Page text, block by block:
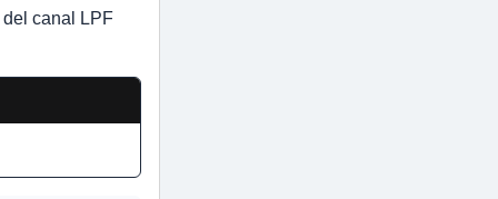
canal LPF